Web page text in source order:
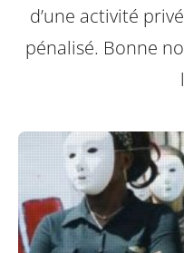
d’une activité
pénalisé. Bonne